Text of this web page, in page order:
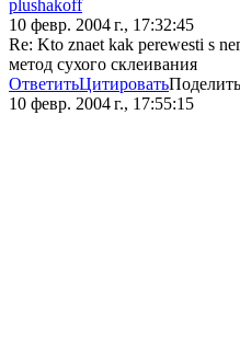
plushakoff
10 февр. 2004 г., 17:32:45
Re: Kto znaet kak perewesti s
метод сухого склеивания
ОтветитьЦитировать
10 февр. 2004 г., 17:55:15